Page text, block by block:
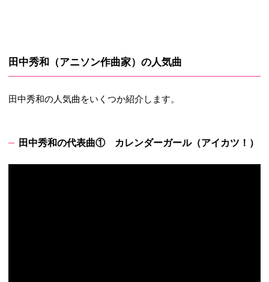
田中秀和（アニソン作曲家）の人気曲
田中秀和の人気曲をいくつか紹介します。
田中秀和の代表曲① カレンダーガール（アイカツ！）